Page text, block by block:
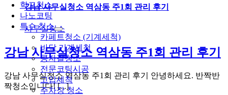
학교청소
나노코팅
특수 청소
카페트청소 (기계세척)
바닥 기계세척
콩자갈청소
전문코팅시공
고압세척
주차장 청소
강남 사무실청소 역삼동 주1회 관리 후기
사무실청소
강남 사무실청소 역삼동 주1회 관리 후기
강남 사무실청소 역삼동 주1회 관리 후기 안녕하세요. 반짝반
짝청소입니다! [...]